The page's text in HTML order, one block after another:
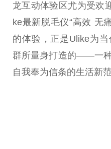
龙互动体验区尤为受欢
ke最新脱毛仪“高效 无
的体验，正是Ulike为
群所量身打造的——一
自我奉为信条的生活新范